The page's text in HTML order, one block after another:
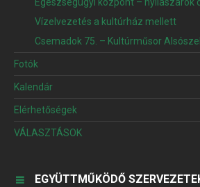
Vízelvezetés a kultúrház mellett
Csemadok 75. – Kultúrműsor
Fotók
Kalendár
Elérhetőségek
VÁLASZTÁSOK
EGYÜTTMŰKÖDŐ